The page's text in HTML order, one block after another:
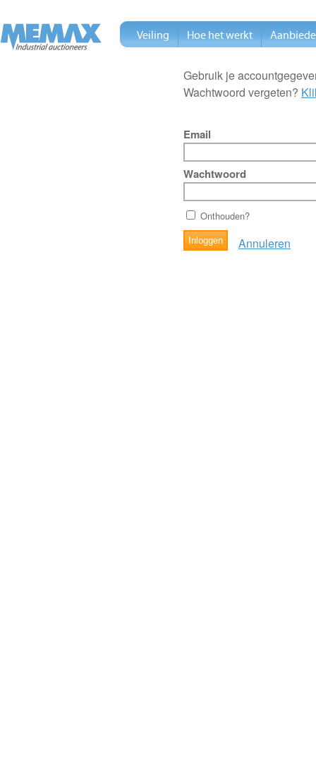
Gebruik je
Wachtwoord vergeten?
Email
Wachtwoord
Onthouden?
Annuleren
Veiling Hoe het werkt